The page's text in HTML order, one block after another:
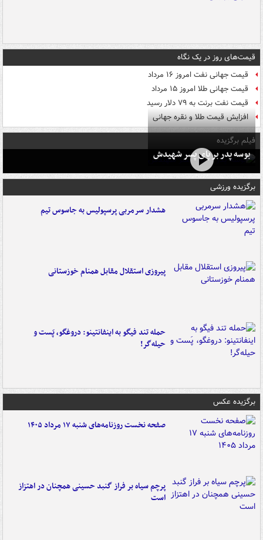
قیمت‌های روز در یک نگاه
قیمت جهانی نفت امروز ۱۶ مرداد
قیمت جهانی طلا امروز ۱۵ مرداد
قیمت نفت برنت به ۷۹ دلار رسید
افزایش قیمت طلا و نقره جهانی
فیلم برگزیده
بوسه‌ پدر بر پای پسر شهیدش
برگزیده ورزشی
هشدار سرمربی پرسپولیس به جاسوس تیم
پیروزی استقلال مقابل همنام خوزستانی
حمله تند فیگو به اینفانتینو: دروغگو، پَست‌ و
حیله‌گر!
برگزیده عکس
صفحه نخست روزنامه‌های شنبه ۱۷ مرداد ۱۴۰۵
پرچم سیاه بر فراز گنبد حسینی همچنان در اهتزاز
است